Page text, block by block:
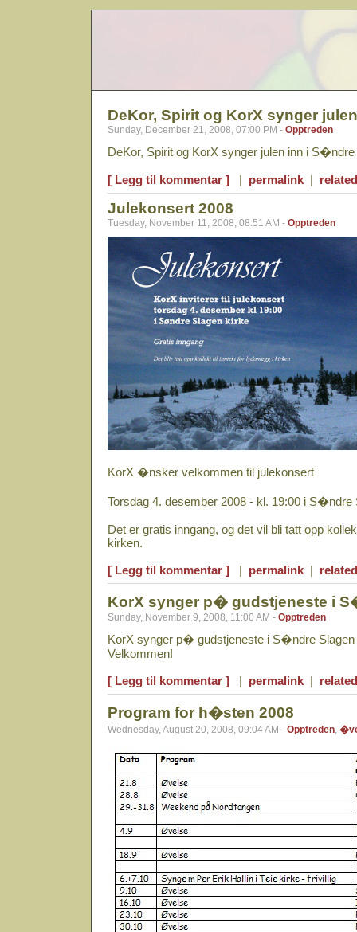
DeKor, Spirit og KorX synger
Sunday, December 21, 2008, 07:00 PM - Opptreden
DeKor, Spirit og KorX synger julen inn i
[ Legg til kommentar ] | permalink |
Julekonsert 2008
Tuesday, November 11, 2008, 08:51 AM - Opptreden
KorX �nsker velkommen til julekonsert
Torsdag 4. desember 2008 - kl. 19:00 i S�ndre
Det er gratis inngang, og det vil bli tatt opp
kirken.
[ Legg til kommentar ] | permalink |
KorX synger p� gudstjeneste i
Sunday, November 9, 2008, 11:00 AM - Opptreden
KorX synger p� gudstjeneste i S�ndre Slagen
Velkommen!
[ Legg til kommentar ] | permalink |
Program for h�sten 2008
Wednesday, August 20, 2008, 09:04 AM - Opptreden,